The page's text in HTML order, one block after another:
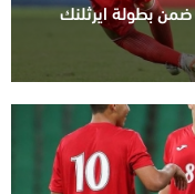
ضمن بطولة ايرثلنك